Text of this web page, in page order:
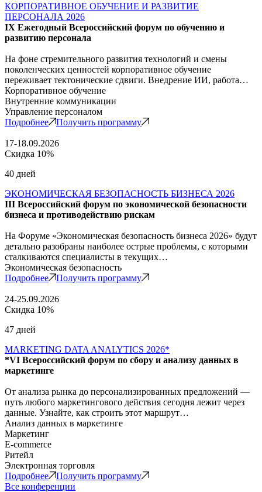
КОРПОРАТИВНОЕ ОБУЧЕНИЕ И РАЗВИТИЕ
ПЕРСОНАЛА 2026
IX Ежегодный Всероссийский форум по обучению и
развитию персонала
На фоне стремительного развития технологий и смены
поколенческих ценностей корпоративное обучение
переживает тектонические сдвиги. Внедрение ИИ, работа…
Корпоративное обучение
Внутренние коммуникации
Управление персоналом
Подробнее
Получить программу
17-18.09.2026
Скидка 10%
40 дней
ЭКОНОМИЧЕСКАЯ БЕЗОПАСНОСТЬ БИЗНЕСА 2026
III Всероссийский форум по экономической безопасности
бизнеса и противодействию рискам
На Форуме «Экономическая безопасность бизнеса 2026» будут
детально разобраны наиболее острые проблемы, с которыми
сталкиваются специалисты в текущих…
Экономическая безопасность
Подробнее
Получить программу
24-25.09.2026
Скидка 10%
47 дней
MARKETING DATA ANALYTICS 2026*
*VI Всероссийский форум по сбору и анализу данных в
маркетинге
От анализа рынка до персонализированных предложений —
путь любого маркетингового действия сегодня лежит через
данные. Узнайте, как строить этот маршрут…
Анализ данных в маркетинге
Маркетинг
E-commerce
Ритейл
Электронная торговля
Подробнее
Получить программу
Все конференции